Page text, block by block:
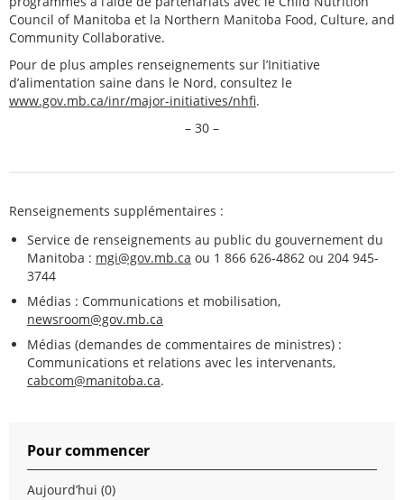
Council of Manitoba et la Northern Manitoba Food, Culture, and
Community Collaborative.
Pour de plus amples renseignements sur l’Initiative
d’alimentation saine dans le Nord, consultez le
www.gov.mb.ca/inr/major-initiatives/nhfi.
– 30 –
Renseignements supplémentaires :
Service de renseignements au public du gouvernement du
Manitoba : mgi@gov.mb.ca ou 1 866 626-4862 ou 204 945-
3744
Médias : Communications et mobilisation,
newsroom@gov.mb.ca
Médias (demandes de commentaires de ministres) :
Communications et relations avec les intervenants,
cabcom@manitoba.ca.
Pour commencer
Aujourd’hui (0)